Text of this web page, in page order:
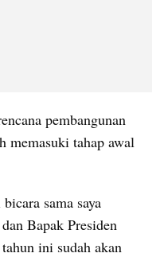
pembangunan
memasuki tahap awal
sama saya
Bapak Presiden
ini sudah akan